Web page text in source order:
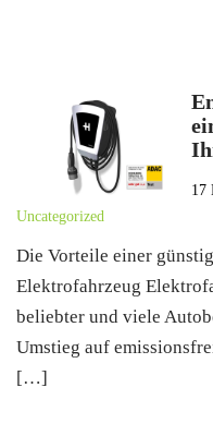
17
Uncategorized
Die Vorteile einer
Elektrofahrzeug
beliebter und viele
Umstieg auf
[…]